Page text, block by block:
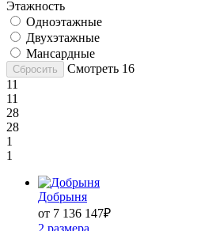
Этажность
Одноэтажные
Двухэтажные
Мансардные
Сбросить Смотреть 16
11
11
28
28
1
1
Добрыня
от 7 136 147₽
2 размера